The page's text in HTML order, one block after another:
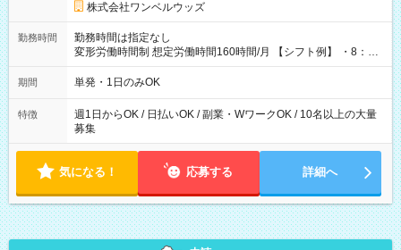
株式会社ワンベルウッズ
勤務時間
勤務時間は指定なし
変形労働時間制 想定労働時間160時間/月 【シフト例】 ・8：00
～21：00
期間 単発・1日のみOK
特徴
週1日からOK / 日払いOK / 副業・WワークOK / 10名以上の大量
募集
気になる！ 応募する 詳細へ